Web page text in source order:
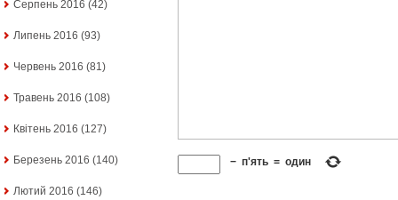
Серпень 2016 (42)
Липень 2016 (93)
Червень 2016 (81)
Травень 2016 (108)
Квітень 2016 (127)
Березень 2016 (140)
Лютий 2016 (146)
− п'ять = один